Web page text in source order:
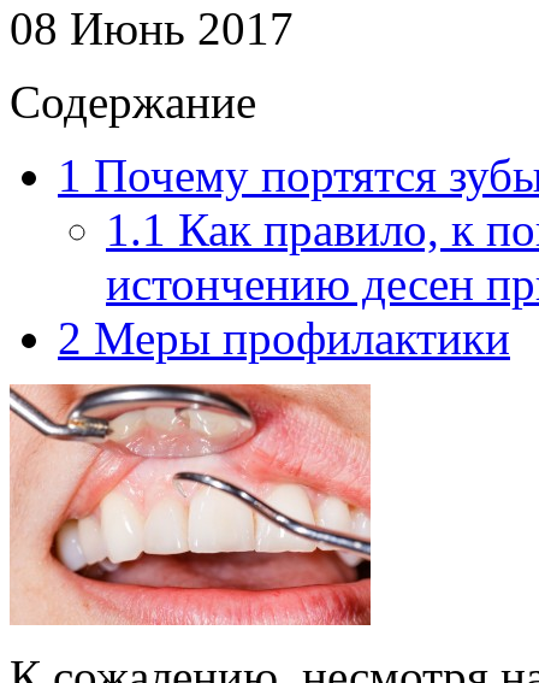
08 Июнь 2017
Содержание
1 Почему портятся
1.1 Как правило, к
истончению десен
2 Меры профилактики